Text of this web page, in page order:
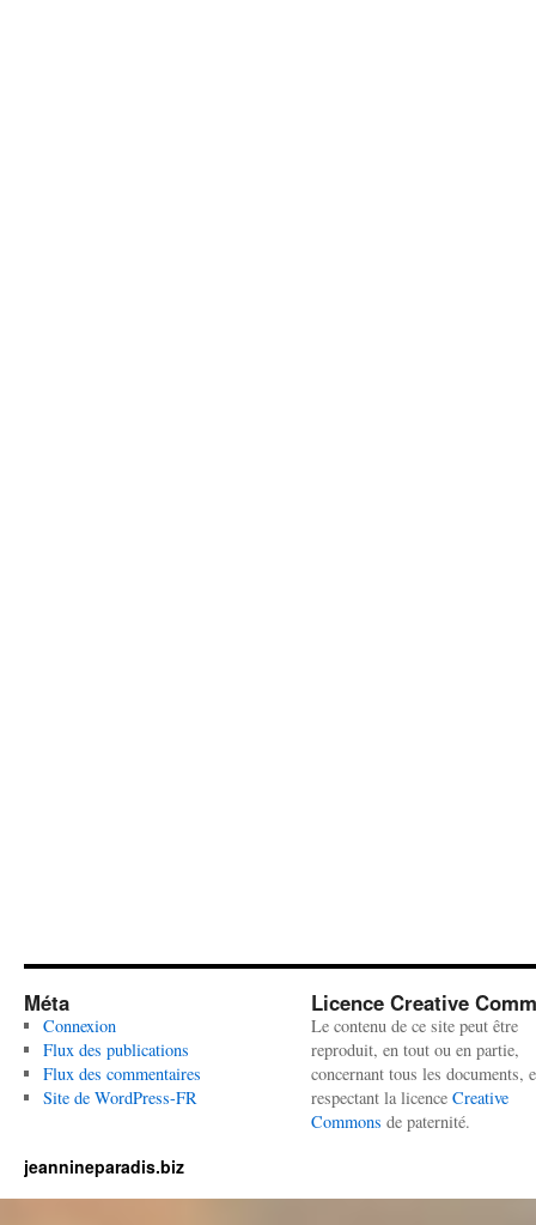
Méta
Connexion
Flux des publications
Flux des commentaires
Site de WordPress-FR
Licence Creative
Le contenu de ce site peut être
reproduit, en tout ou en partie,
concernant tous les documents,
respectant la licence Creative
Commons de paternité.
jeannineparadis.biz